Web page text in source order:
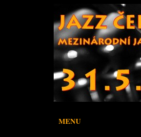
MENU